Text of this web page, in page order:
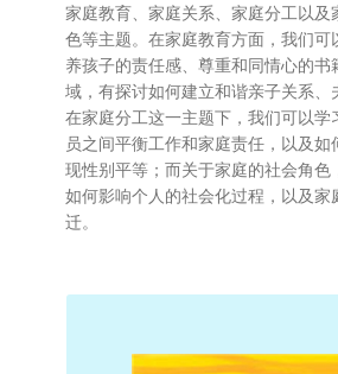
家庭教育、家庭关系、家庭分工以及
色等主题。在家庭教育方面，我们可
养孩子的责任感、尊重和同情心的书
域，有探讨如何建立和谐亲子关系、
在家庭分工这一主题下，我们可以学
员之间平衡工作和家庭责任，以及如
现性别平等；而关于家庭的社会角色
如何影响个人的社会化过程，以及家
迁。